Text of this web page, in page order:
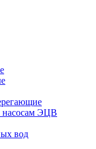
насосам ЭЦВ
вод